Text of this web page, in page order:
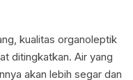
kualitas organoleptik
ditingkatkan. Air yang
akan lebih segar dan